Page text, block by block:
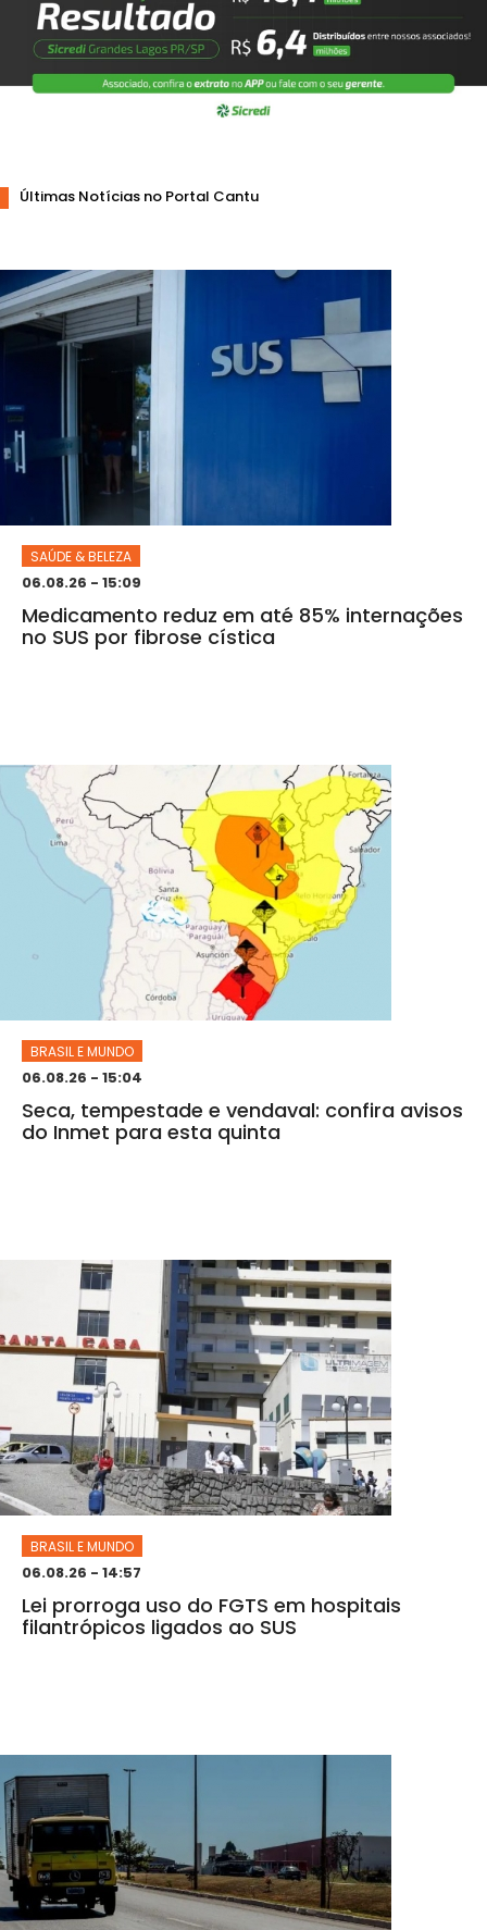
Últimas Notícias no Portal Cantu
SAÚDE & BELEZA
06.08.26 - 15:09
Medicamento reduz em até 85% internações
no SUS por fibrose cística
BRASIL E MUNDO
06.08.26 - 15:04
Seca, tempestade e vendaval: confira avisos
do Inmet para esta quinta
BRASIL E MUNDO
06.08.26 - 14:57
Lei prorroga uso do FGTS em hospitais
filantrópicos ligados ao SUS